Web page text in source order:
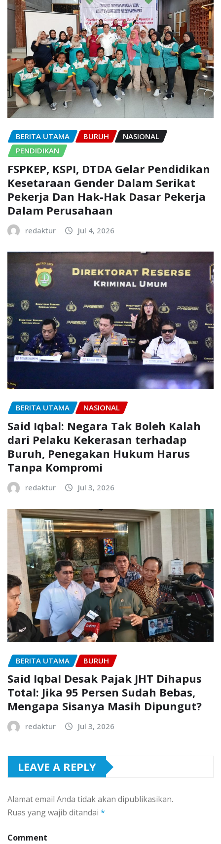
BERITA UTAMA BURUH
NASIONAL
PENDIDIKAN
FSPKEP, KSPI, DTDA Gelar Pendidikan
Kesetaraan Gender Dalam Serikat
Pekerja Dan Hak-Hak Dasar Pekerja
Dalam Perusahaan
redaktur Jul 4, 2026
BERITA UTAMA NASIONAL
Said Iqbal: Negara Tak Boleh Kalah
dari Pelaku Kekerasan terhadap
Buruh, Penegakan Hukum Harus
Tanpa Kompromi
redaktur Jul 3, 2026
BERITA UTAMA BURUH
Said Iqbal Desak Pajak JHT Dihapus
Total: Jika 95 Persen Sudah Bebas,
Mengapa Sisanya Masih Dipungut?
redaktur Jul 3, 2026
LEAVE A REPLY
Alamat email Anda tidak akan dipublikasikan.
Ruas yang wajib ditandai *
Comment